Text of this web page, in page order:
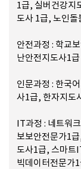
1급, 실버건강지
도사 1급, 노인돌
안전과정 : 학교
난안전지도사1급
인문과정 : 한국
사1급, 한자지도
IT과정 : 네트워
보보안전문가1
도사1급, 스마트
빅데이터전문가1